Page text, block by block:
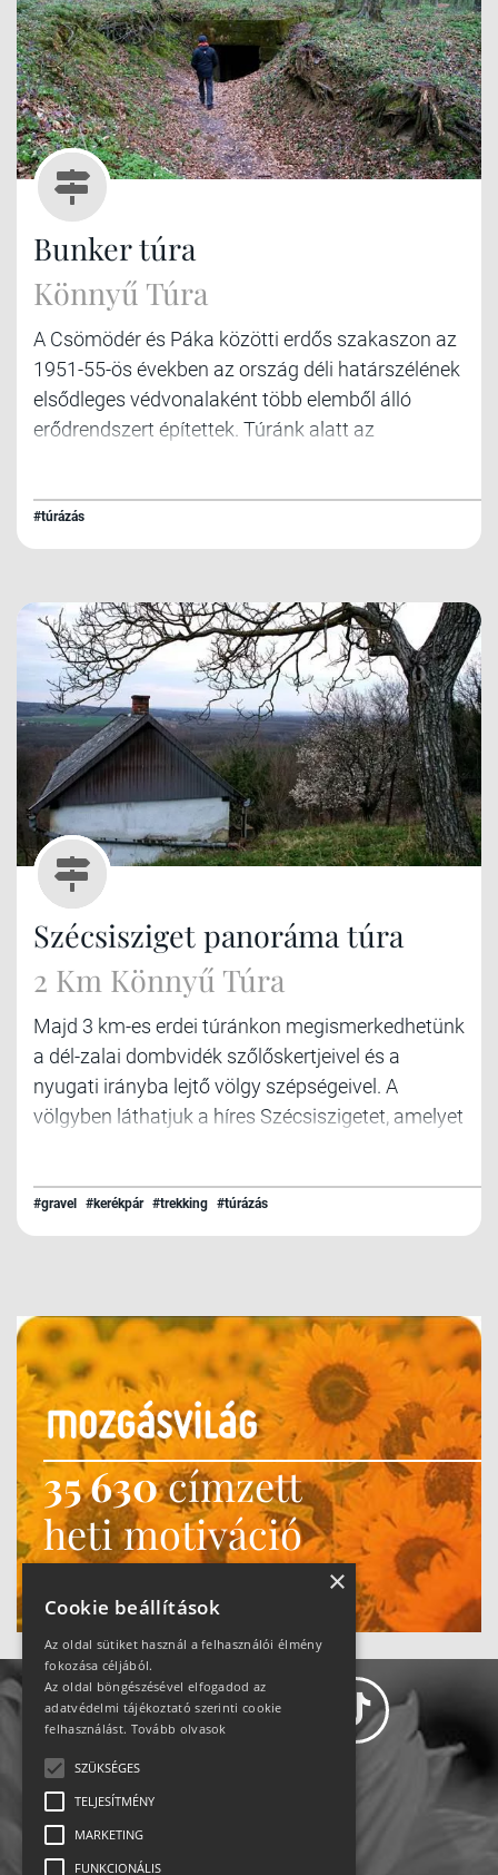
Bunker túra
Könnyű Túra
A Csömödér és Páka közötti erdős szakaszon az
1951-55-ös években az ország déli határszélének
elsődleges védvonalaként több elemből álló
erődrendszert építettek. Túránk alatt az
#túrázás
Szécsisziget panoráma túra
2 Km Könnyű Túra
Majd 3 km-es erdei túránkon megismerkedhetünk
a dél-zalai dombvidék szőlőskertjeivel és a
nyugati irányba lejtő völgy szépségeivel. A
völgyben láthatjuk a híres Szécsiszigetet, amelyet
#gravel #kerékpár #trekking #túrázás
35 630címzett
heti motiváció
Ne maradj le!
×
Cookie beállítások
Az oldal sütiket használ a felhasználói élmény
fokozása céljából.
Az oldal böngészésével elfogadod az
adatvédelmi tájékoztató szerinti cookie
felhasználást. Tovább olvasok
SZÜKSÉGES
TELJESÍTMÉNY
MARKETING
FUNKCIONÁLIS